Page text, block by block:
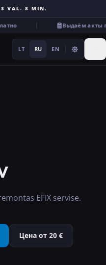
3 VAL. 8 MIN.
Выдаём акты
LT RU EN
EFIX servise.
Цена от 20 €